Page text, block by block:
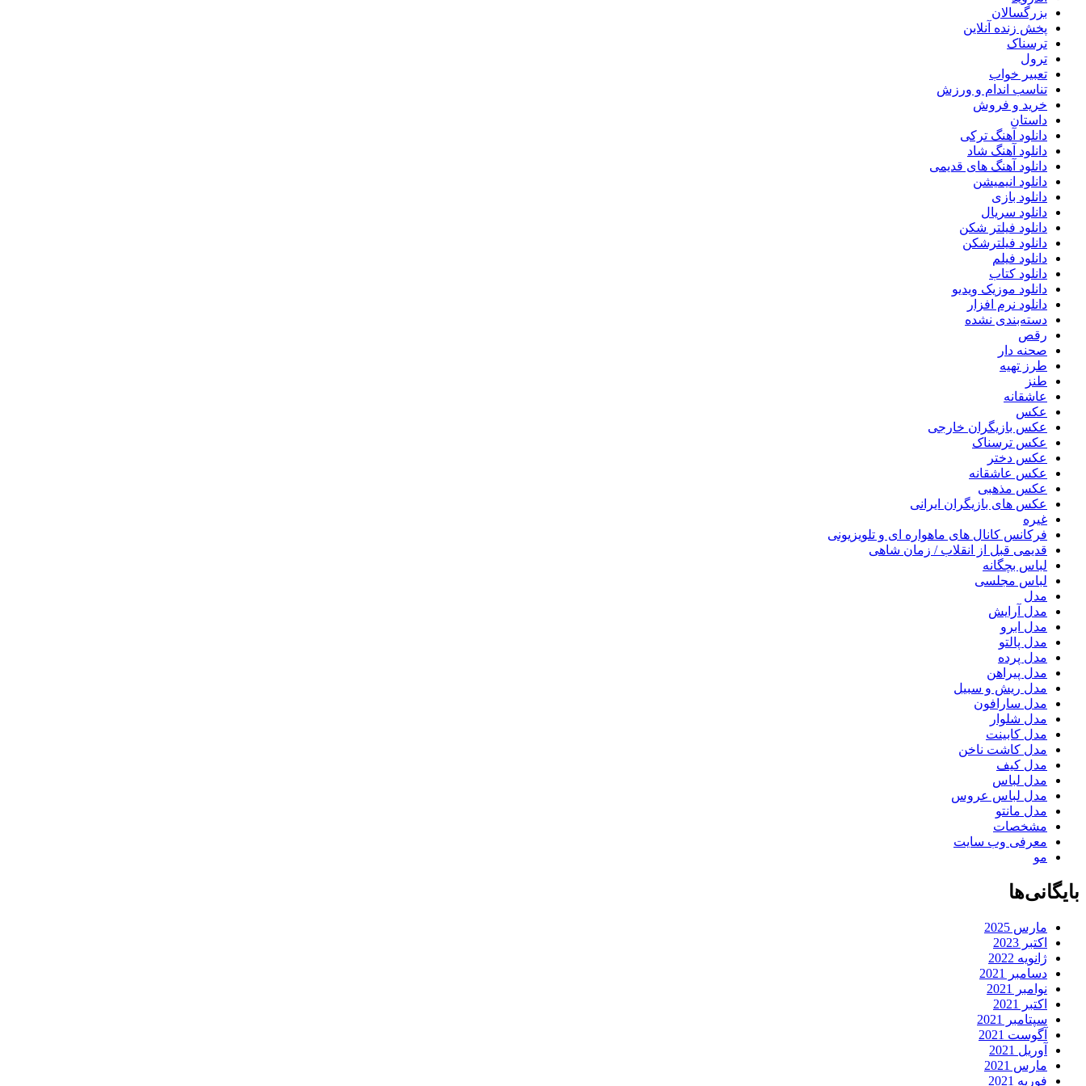
بزرگسالان
پخش زنده آنلاین
ترسناک
ترول
تعبیر خواب
تناسب اندام و ورزش
خرید و فروش
داستان
دانلود آهنگ ترکی
دانلود آهنگ شاد
دانلود آهنگ های قدیمی
دانلود انیمیشن
دانلود بازی
دانلود سریال
دانلود فیلتر شکن
دانلود فیلترشکن
دانلود فیلم
دانلود کتاب
دانلود موزیک ویدیو
دانلود نرم افزار
دسته‌بندی نشده
رقص
صحنه دار
طرز تهیه
طنز
عاشقانه
عکس
عکس بازیگران خارجی
عکس ترسناک
عکس دختر
عکس عاشقانه
عکس مذهبی
عکس های بازیگران ایرانی
غیره
فرکانس کانال های ماهواره ای و تلویزیونی
قدیمی قبل از انقلاب / زمان شاهی
لباس بچگانه
لباس مجلسی
مدل
مدل آرایش
مدل ابرو
مدل پالتو
مدل پرده
مدل پیراهن
مدل ریش و سبیل
مدل سارافون
مدل شلوار
مدل کابینت
مدل کاشت ناخن
مدل کیف
مدل لباس
مدل لباس عروس
مدل مانتو
مشخصات
معرفی وب سایت
مو
بایگانی‌ها
مارس 2025
اکتبر 2023
ژانویه 2022
دسامبر 2021
نوامبر 2021
اکتبر 2021
سپتامبر 2021
آگوست 2021
آوریل 2021
مارس 2021
فوریه 2021